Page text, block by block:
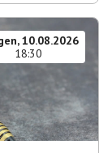
10.08.2026
18:30